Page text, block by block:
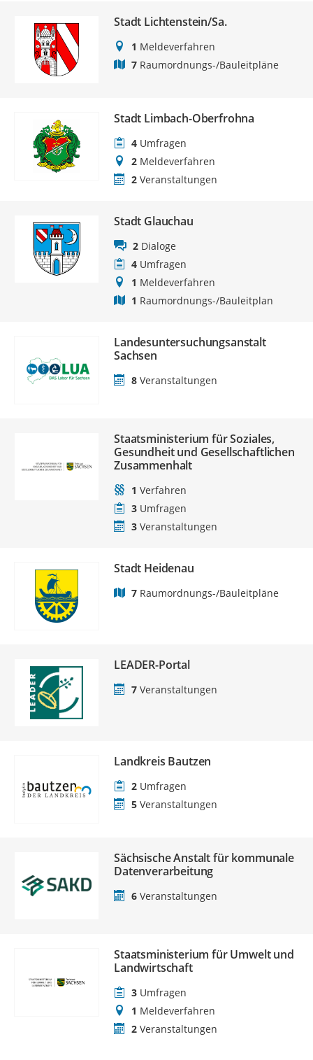
Stadt Lichtenstein/Sa.
1 Meldeverfahren
7 Raumordnungs-/Bauleitpläne
Stadt Limbach-Oberfrohna
4 Umfragen
2 Meldeverfahren
2 Veranstaltungen
Stadt Glauchau
2 Dialoge
4 Umfragen
1 Meldeverfahren
1 Raumordnungs-/Bauleitplan
Landesuntersuchungsanstalt
Sachsen
8 Veranstaltungen
Staatsministerium für Soziales,
Gesundheit und Gesellschaftlichen
Zusammenhalt
1 Verfahren
3 Umfragen
3 Veranstaltungen
Stadt Heidenau
7 Raumordnungs-/Bauleitpläne
LEADER-Portal
7 Veranstaltungen
Landkreis Bautzen
2 Umfragen
5 Veranstaltungen
Sächsische Anstalt für kommunale
Datenverarbeitung
6 Veranstaltungen
Staatsministerium für Umwelt und
Landwirtschaft
3 Umfragen
1 Meldeverfahren
2 Veranstaltungen